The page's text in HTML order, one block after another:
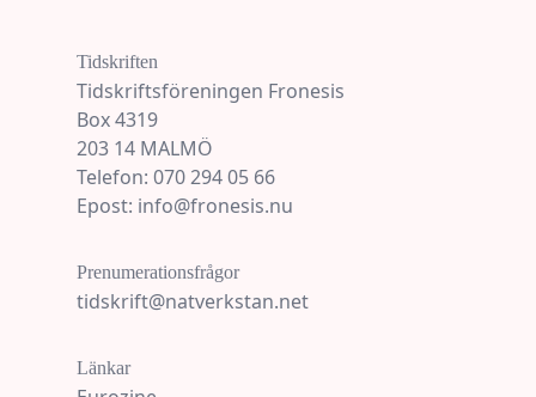
Tidskriften
Tidskriftsföreningen Fronesis
Box 4319
203 14 MALMÖ
Telefon: 070 294 05 66
Epost: info@fronesis.nu
Prenumerationsfrågor
tidskrift@natverkstan.net
Länkar